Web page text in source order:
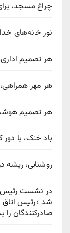
چراغ مسجد،
نور خانه‌های
هر تصمیم
هر مهر
هر تصمیم
باد خنک، با
روشنایی، ریشه
در نشست رئیس
شد ؛ رئیس اتاق
صادرکنندگان